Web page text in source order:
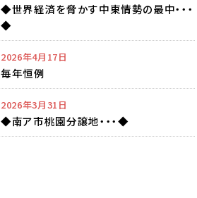
◆世界経済を脅かす中東情勢の最中・・・
◆
2026年4月17日
毎年恒例
2026年3月31日
◆南ア市桃園分譲地・・・◆